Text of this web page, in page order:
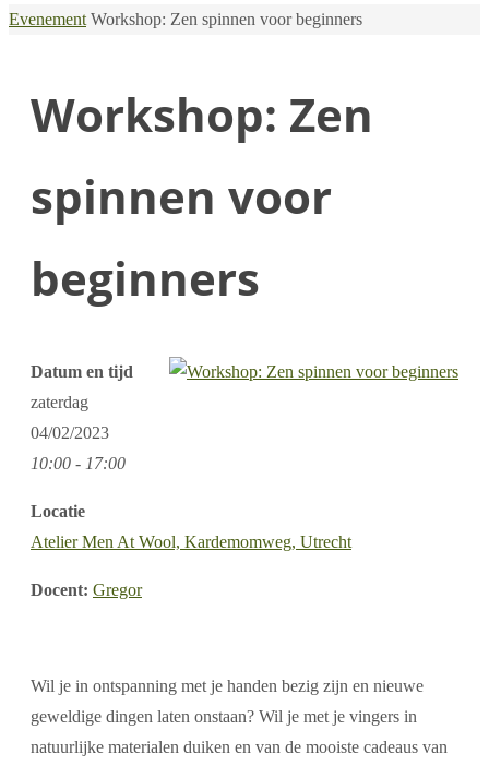
Home
Evenement Workshop: Zen spinnen voor beginners
Workshop: Zen
spinnen voor
beginners
Datum en tijd
zaterdag
04/02/2023
10:00 - 17:00
Locatie
Atelier Men At Wool, Kardemomweg, Utrecht
Docent: Gregor
Wil je in ontspanning met je handen bezig zijn en nieuwe
geweldige dingen laten onstaan? Wil je met je vingers in
natuurlijke materialen duiken en van de mooiste cadeaus van